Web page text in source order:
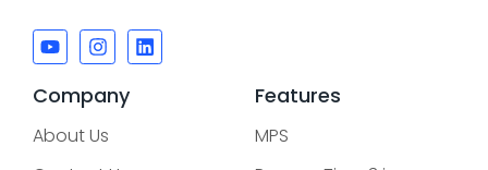
Company
About Us
Features
MPS